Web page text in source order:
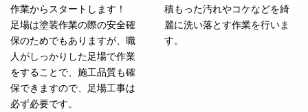
作業からスタートします！
足場は塗装作業の際の安全確
保のためでもありますが、職
人がしっかりした足場で作業
をすることで、施工品質も確
保できますので、足場工事は
必ず必要です。
積もった汚れやコケなどを綺
麗に洗い落とす作業を行いま
す。